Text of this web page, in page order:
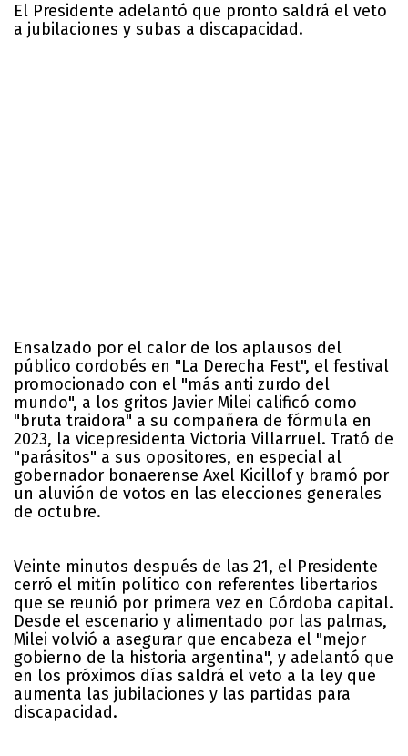
El Presidente adelantó que pronto saldrá el veto
a jubilaciones y subas a discapacidad.
Ensalzado por el calor de los aplausos del
público cordobés en "La Derecha Fest", el festival
promocionado con el "más anti zurdo del
mundo", a los gritos Javier Milei calificó como
"bruta traidora" a su compañera de fórmula en
2023, la vicepresidenta Victoria Villarruel. Trató de
"parásitos" a sus opositores, en especial al
gobernador bonaerense Axel Kicillof y bramó por
un aluvión de votos en las elecciones generales
de octubre.
Veinte minutos después de las 21, el Presidente
cerró el mitín político con referentes libertarios
que se reunió por primera vez en Córdoba capital.
Desde el escenario y alimentado por las palmas,
Milei volvió a asegurar que encabeza el "mejor
gobierno de la historia argentina", y adelantó que
en los próximos días saldrá el veto a la ley que
aumenta las jubilaciones y las partidas para
discapacidad.